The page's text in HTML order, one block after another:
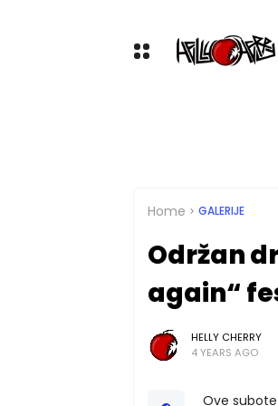
Home GALERIJE
Održan
again“
HELLY CHERRY
4 YEARS AGO
Ove